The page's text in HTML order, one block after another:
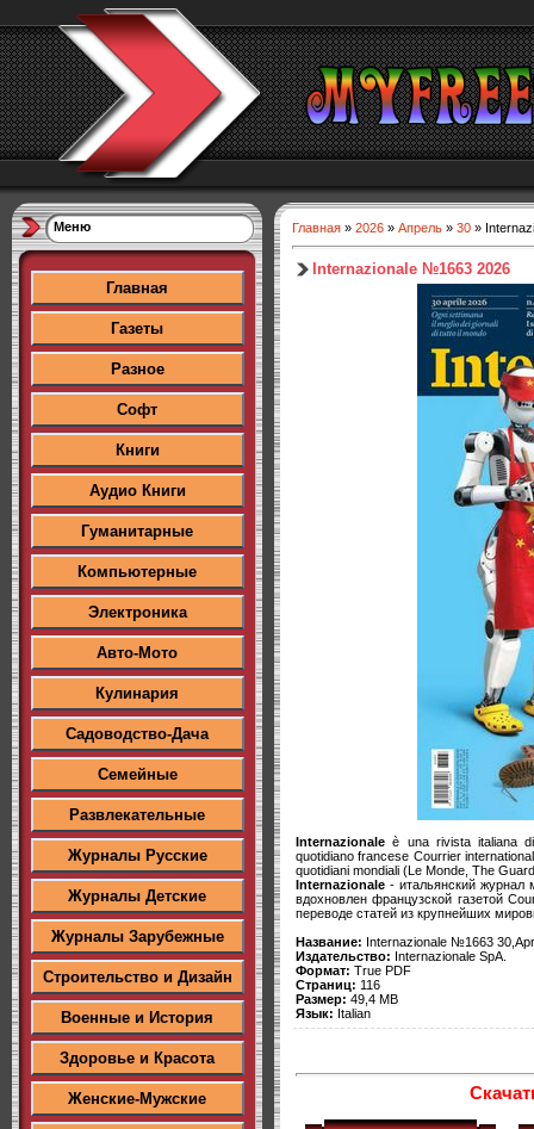
Меню
Главная
Газеты
Разное
Софт
Книги
Аудио Книги
Гуманитарные
Компьютерные
Электроника
Авто-Мото
Кулинария
Садоводство-Дача
Семейные
Развлекательные
Журналы Русские
Журналы Детские
Журналы Зарубежные
Строительство и Дизайн
Военные и История
Здоровье и Красота
Женские-Мужские
Главная » 2026 » Апрель » 30 »
Internazionale №1663 2026
Internazionale è una rivista italiana
quotidiano francese Courrier
quotidiani mondiali (Le Monde, The
Internazionale - итальянский журнал
вдохновлен французской газетой
переводе статей из крупнейших
Название: Internazionale №1663
Издательство: Internazionale SpA.
Формат: True PDF
Страниц: 116
Размер: 49,4 MB
Язык: Italian